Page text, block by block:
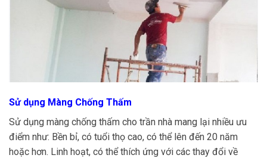
Sử dụng Màng Chống Thấm
Sử dụng màng chống thấm cho trần nhà mang lại nhiều ưu
điểm như: Bền bỉ, có tuổi thọ cao, có thể lên đến 20 năm
hoặc hơn. Linh hoạt, có thể thích ứng với các thay đổi về